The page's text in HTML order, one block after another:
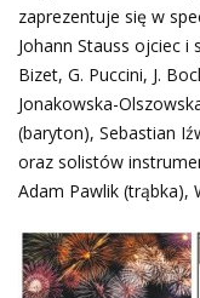
zaprezentuje się w
Johann Stauss ojciec i
Bizet, G. Puccini, J.
Jonakowska-
(baryton), Sebastian
oraz solistów
Adam Pawlik (trąbka),